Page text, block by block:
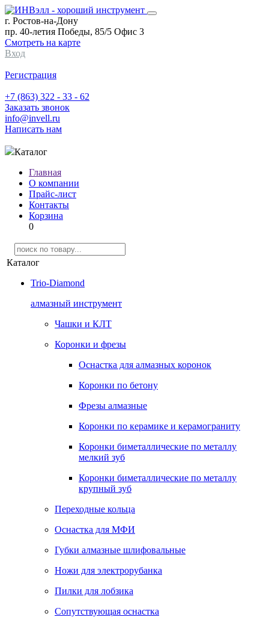
г. Ростов-на-Дону
пр. 40-летия Победы, 85/5 Офис 3
Смотреть на карте
Вход
Регистрация
+7 (863) 322 - 33 - 62
Заказать звонок
info@invell.ru
Написать нам
Каталог
Главная
О компании
Прайс-лист
Контакты
Корзина
0
Каталог
Trio-Diamond
алмазный инструмент
Чашки и КЛТ
Коронки и фрезы
Оснастка для алмазных коронок
Коронки по бетону
Фрезы алмазные
Коронки по керамике и керамограниту
Коронки биметаллические по металлу
мелкий зуб
Коронки биметаллические по металлу
крупный зуб
Переходные кольца
Оснастка для МФИ
Губки алмазные шлифовальные
Ножи для электрорубанка
Пилки для лобзика
Сопутствующая оснастка